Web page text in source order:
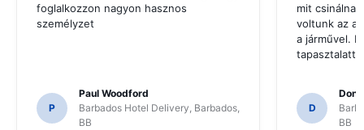
foglalkozzon nagyon hasznos
személyzet
P
Paul Woodford
Barbados Hotel Delivery, Barbados,
BB
mit
voltunk az
a járművel.
D
BB